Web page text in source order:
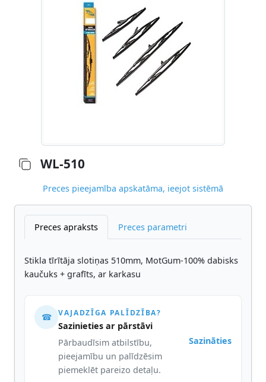
WL-510
Preces pieejamība apskatāma, ieejot sistēmā
Preces apraksts Preces parametri
Stikla tīrītāja slotiņas 510mm, MotGum-100% dabisks
kaučuks + grafīts, ar karkasu
☎ VAJADZĪGA PALĪDZĪBA?
Sazinieties ar pārstāvi
Pārbaudīsim atbilstību,
pieejamību un palīdzēsim
piemeklēt pareizo detaļu.
Sazināties